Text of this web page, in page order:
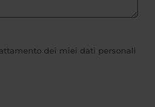
dei miei dati personali